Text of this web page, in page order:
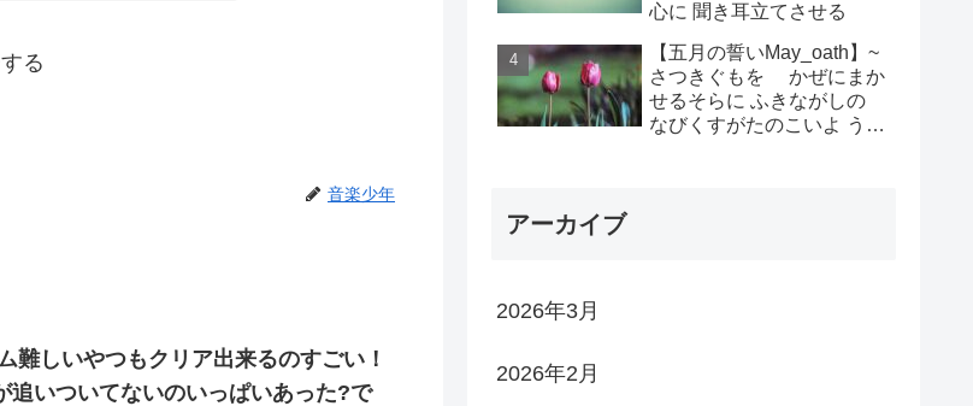
る
音楽少年
難しいやつもクリア出来るのすごい！
追いついてないのいっぱいあった?で
心に 聞き耳立てさせる
【五月の誓いMay_oath】~
さつきぐもを かぜにまか
せるそらに ふきながしの
なびくすがたのこいよ うま
アーカイブ
2026年3月
2026年2月